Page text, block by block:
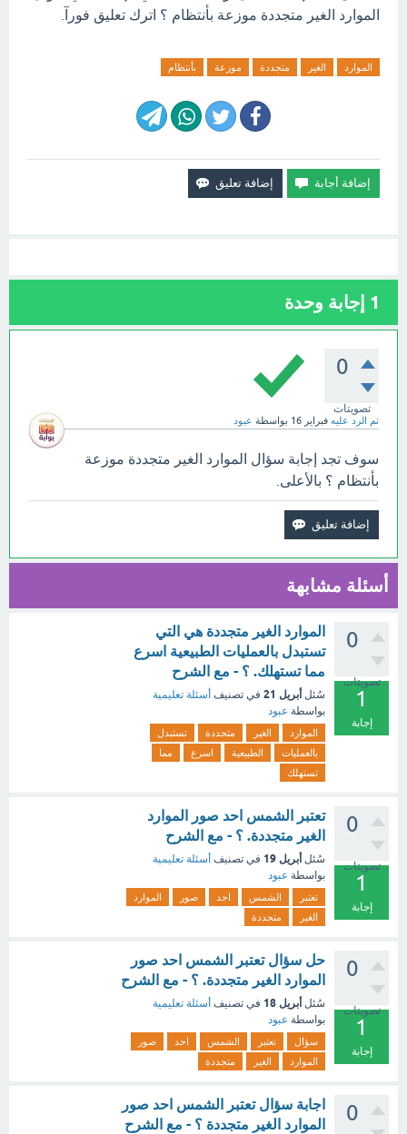
الموارد الغير متجددة موزعة بأنتظام ؟ اترك تعليق فورآ.
الموارد الغير متجددة موزعة بأنتظام
1 إجابة وحدة
0
تصويتات
تم الرد عليه فبراير 16 بواسطة عبود
سوف تجد إجابة سؤال الموارد الغير متجددة موزعة
بأنتظام ؟ بالأعلى.
أسئلة مشابهة
0
تصويتات
1
إجابة
الموارد الغير متجددة هي التي
تستبدل بالعمليات الطبيعية اسرع
مما تستهلك. ؟ - مع الشرح
سُئل أبريل 21 في تصنيف أسئلة تعليمية
بواسطة عبود
الموارد الغير متجددة
تستبدل
بالعمليات
الطبيعية اسرع
مما
تستهلك
0
تصويتات
1
إجابة
تعتبر الشمس احد صور الموارد
الغير متجددة. ؟ - مع الشرح
سُئل أبريل 19 في تصنيف أسئلة تعليمية
بواسطة عبود
تعتبر الشمس احد صور
الموارد
الغير
متجددة
0
تصويتات
1
إجابة
حل سؤال تعتبر الشمس احد صور
الموارد الغير متجددة. ؟ - مع الشرح
سُئل أبريل 18 في تصنيف أسئلة تعليمية
بواسطة عبود
سؤال تعتبر الشمس احد
صور
الموارد
الغير متجددة
0
اجابة سؤال تعتبر الشمس احد صور
الموارد الغير متجددة ؟ - مع الشرح